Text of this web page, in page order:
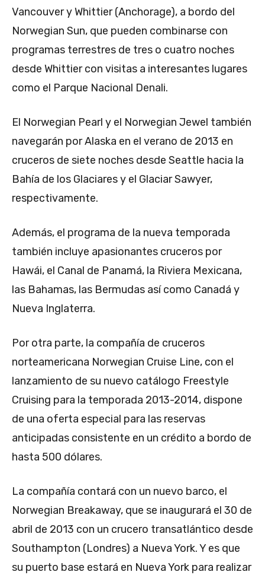
Vancouver y Whittier (Anchorage), a bordo del
Norwegian Sun, que pueden combinarse con
programas terrestres de tres o cuatro noches
desde Whittier con visitas a interesantes lugares
como el Parque Nacional Denali.
El Norwegian Pearl y el Norwegian Jewel también
navegarán por Alaska en el verano de 2013 en
cruceros de siete noches desde Seattle hacia la
Bahía de los Glaciares y el Glaciar Sawyer,
respectivamente.
Además, el programa de la nueva temporada
también incluye apasionantes cruceros por
Hawái, el Canal de Panamá, la Riviera Mexicana,
las Bahamas, las Bermudas así como Canadá y
Nueva Inglaterra.
Por otra parte, la compañía de cruceros
norteamericana Norwegian Cruise Line, con el
lanzamiento de su nuevo catálogo Freestyle
Cruising para la temporada 2013-2014, dispone
de una oferta especial para las reservas
anticipadas consistente en un crédito a bordo de
hasta 500 dólares.
La compañía contará con un nuevo barco, el
Norwegian Breakaway, que se inaugurará el 30 de
abril de 2013 con un crucero transatlántico desde
Southampton (Londres) a Nueva York. Y es que
su puerto base estará en Nueva York para realizar